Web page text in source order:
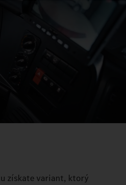
získate variant, ktorý